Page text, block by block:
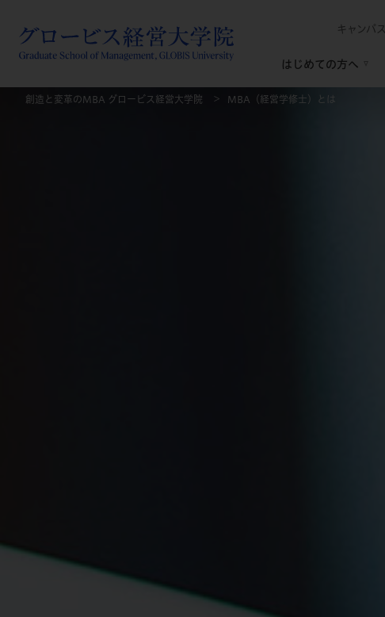
キャンパス
はじめての方へ
創造と変革のMBA グロービス経営大学院 MBA（経営学修士）とは